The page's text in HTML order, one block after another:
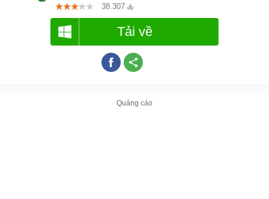
38.307
Tải về